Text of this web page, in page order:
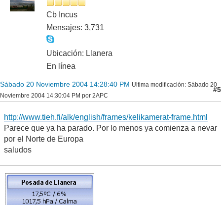
Cb Incus
Mensajes: 3,731
Ubicación: Llanera
En línea
Sábado 20 Noviembre 2004 14:28:40 PM Ultima modificación: Sábado 20
Noviembre 2004 14:30:04 PM por 2APC
#5
http://www.tieh.fi/alk/english/frames/kelikamerat-frame.html
Parece que ya ha parado. Por lo menos ya comienza a nevar
por el Norte de Europa
saludos